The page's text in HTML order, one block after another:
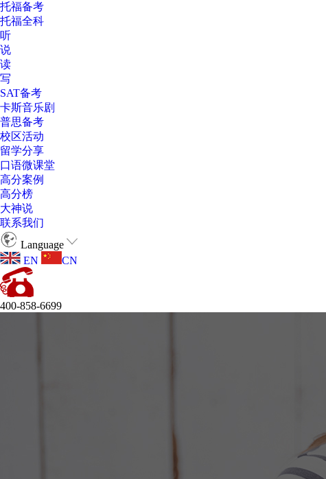
托福备考
托福全科
听
说
读
写
SAT备考
卡斯音乐剧
普思备考
校区活动
留学分享
口语微课堂
高分案例
高分榜
大神说
联系我们
Language
EN
CN
400-858-6699